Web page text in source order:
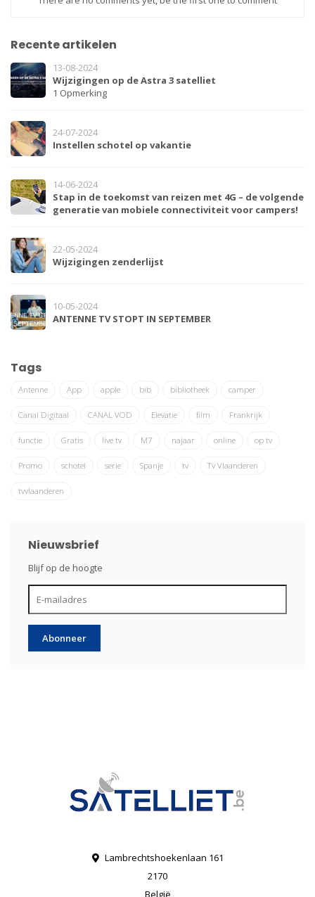
Recente artikelen
13-08-2024
Wijzigingen op de Astra 3 satelliet
1 Opmerking
24-07-2024
Instellen schotel op vakantie
14-06-2024
Stap in de toekomst van reizen met 4G – de volgende
generatie van mobiele connectiviteit voor campers!
22-05-2024
Wijzigingen zenderlijst
10-05-2024
ANTENNE TV STOPT IN SEPTEMBER
Tags
Antenne App apple bib bibliotheek camper
Canal Digitaal CANAL VOD Elevatie film Frankrijk
functie Gratis live tv M7 najaar online op tv
Promo schotel serie Spanje tv Tv Vlaanderen
tvvlaanderen
Nieuwsbrief
Blijf op de hoogte
Abonneer
Lambrechtshoekenlaan 161
2170
België